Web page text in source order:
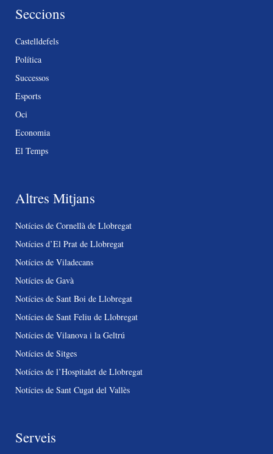
Seccions
Castelldefels
Política
Successos
Esports
Oci
Economia
El Temps
Altres Mitjans
Notícies de Cornellà de Llobregat
Notícies d’El Prat de Llobregat
Notícies de Viladecans
Notícies de Gavà
Notícies de Sant Boi de Llobregat
Notícies de Sant Feliu de Llobregat
Notícies de Vilanova i la Geltrú
Notícies de Sitges
Notícies de l’Hospitalet de Llobregat
Notícies de Sant Cugat del Vallès
Serveis